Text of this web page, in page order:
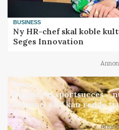
BUSINESS
Ny HR-chef skal koble
Seges Innovation
GRISE
Engang eksportsucces
Gammel sæd kan redde